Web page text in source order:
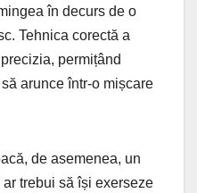
în decurs de o
Tehnica corectă a
permițând
arunce într-o mișcare
de asemenea, un
trebui să își exerseze